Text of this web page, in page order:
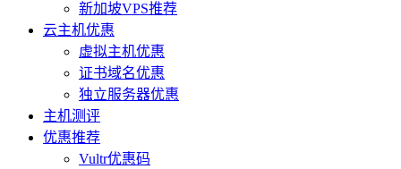
新加坡VPS推荐
云主机优惠
虚拟主机优惠
证书域名优惠
独立服务器优惠
主机测评
优惠推荐
Vultr优惠码